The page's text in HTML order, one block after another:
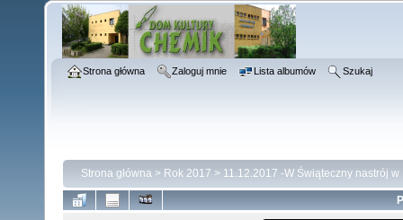
Strona główna Zaloguj mnie Lista albumów Szukaj
Strona główna > Rok 2017 > 11.12.2017 -W Świąteczny nastrój